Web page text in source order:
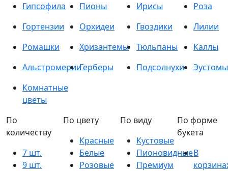
Гипсофила
Пионы Ирисы
Роза
Гортензии
Орхидеи Гвоздики
Лилии
Ромашки
Хризантемы Тюльпаны
Каллы
АльстромерииГерберы Подсолнухи
Эустомы
Комнатные
цветы
По
количеству
7 шт.
9 шт.
По цвету
Красные
Белые
Розовые
По виду
Кустовые
Пионовидные
Премиум
По форме
букета
В